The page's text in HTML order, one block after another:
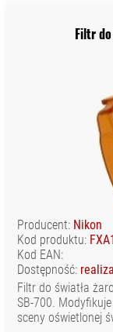
Filtr
Producent: Nikon
Kod produktu:
Kod EAN:
Dostępność:
Filtr do światła
SB-700.
sceny oświetlonej